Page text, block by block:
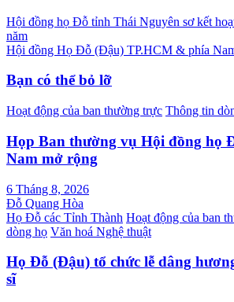
Điều
hướng
viết
Hội đồng họ Đỗ tỉnh Thái Nguyên sơ kết
năm
Hội đồng Họ Đỗ (Đậu) TP.HCM & phía
Bạn có thể bỏ lỡ
Hoạt động của ban thường trực Thông tin
Họp Ban thường vụ Hội đồng họ
Nam mở rộng
6 Tháng 8, 2026
Đỗ Quang Hòa
Họ Đỗ các Tỉnh Thành Hoạt động của ban
dòng họ Văn hoá Nghệ thuật
Họ Đỗ (Đậu) tổ chức lễ dâng
sĩ